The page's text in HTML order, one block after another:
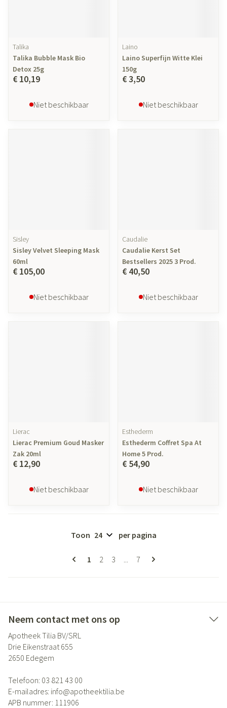
Talika
Talika Bubble Mask Bio
Detox 25g
€ 10,19
Niet beschikbaar
Laino
Laino Superfijn Witte Klei
150g
€ 3,50
Niet beschikbaar
Sisley
Sisley Velvet Sleeping Mask
60ml
€ 105,00
Niet beschikbaar
Caudalie
Caudalie Kerst Set
Bestsellers 2025 3 Prod.
€ 40,50
Niet beschikbaar
Lierac
Lierac Premium Goud Masker
Zak 20ml
€ 12,90
Niet beschikbaar
Esthederm
Esthederm Coffret Spa At
Home 5 Prod.
€ 54,90
Niet beschikbaar
Pagina's
U lees momenteel pagina
1 Pagina
2 Pagina
3 ... Pagina
7
Toon per pagina
Neem contact met ons op
Apotheek Tilia BV/SRL
Drie Eikenstraat 655
2650 Edegem
Telefoon: 03 821 43 00
E-mailadres: info@apotheektilia.be
APB nummer: 111906